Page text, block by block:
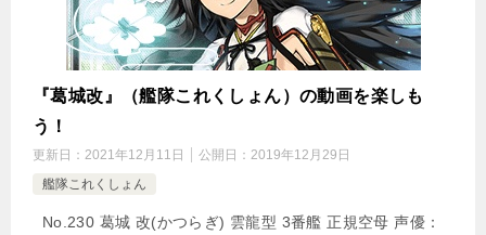
『葛城改』（艦隊これくしょん）の動画を楽しも
う！
更新日： 2021年12月11日 公開日： 2019年12月29日
艦隊これくしょん
No.230 葛城 改(かつらぎ) 雲龍型 3番艦 正規空母 声優：